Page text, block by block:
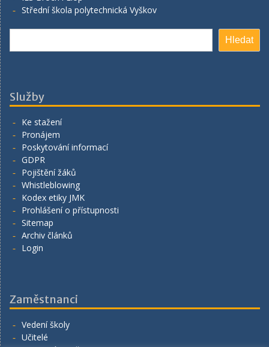
Střední škola polytechnická Vyškov
Hledat
Služby
Ke stažení
Pronájem
Poskytování informací
GDPR
Pojištění žáků
Whistleblowing
Kodex etiky JMK
Prohlášení o přístupnosti
Sitemap
Archiv článků
Login
Zaměstnanci
Vedení školy
Učitelé